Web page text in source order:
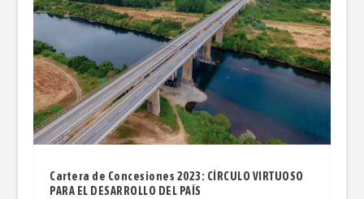
Cartera de Concesiones 2023: CÍRCULO VIRTUOSO
PARA EL DESARROLLO DEL PAÍS